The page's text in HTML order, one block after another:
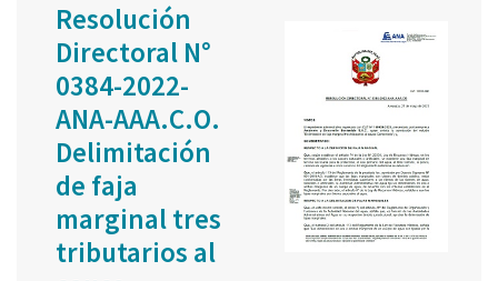
Resolución
Directoral N°
0384-2022-
ANA-AAA.C.O.
Delimitación
de faja
marginal tres
tributarios al